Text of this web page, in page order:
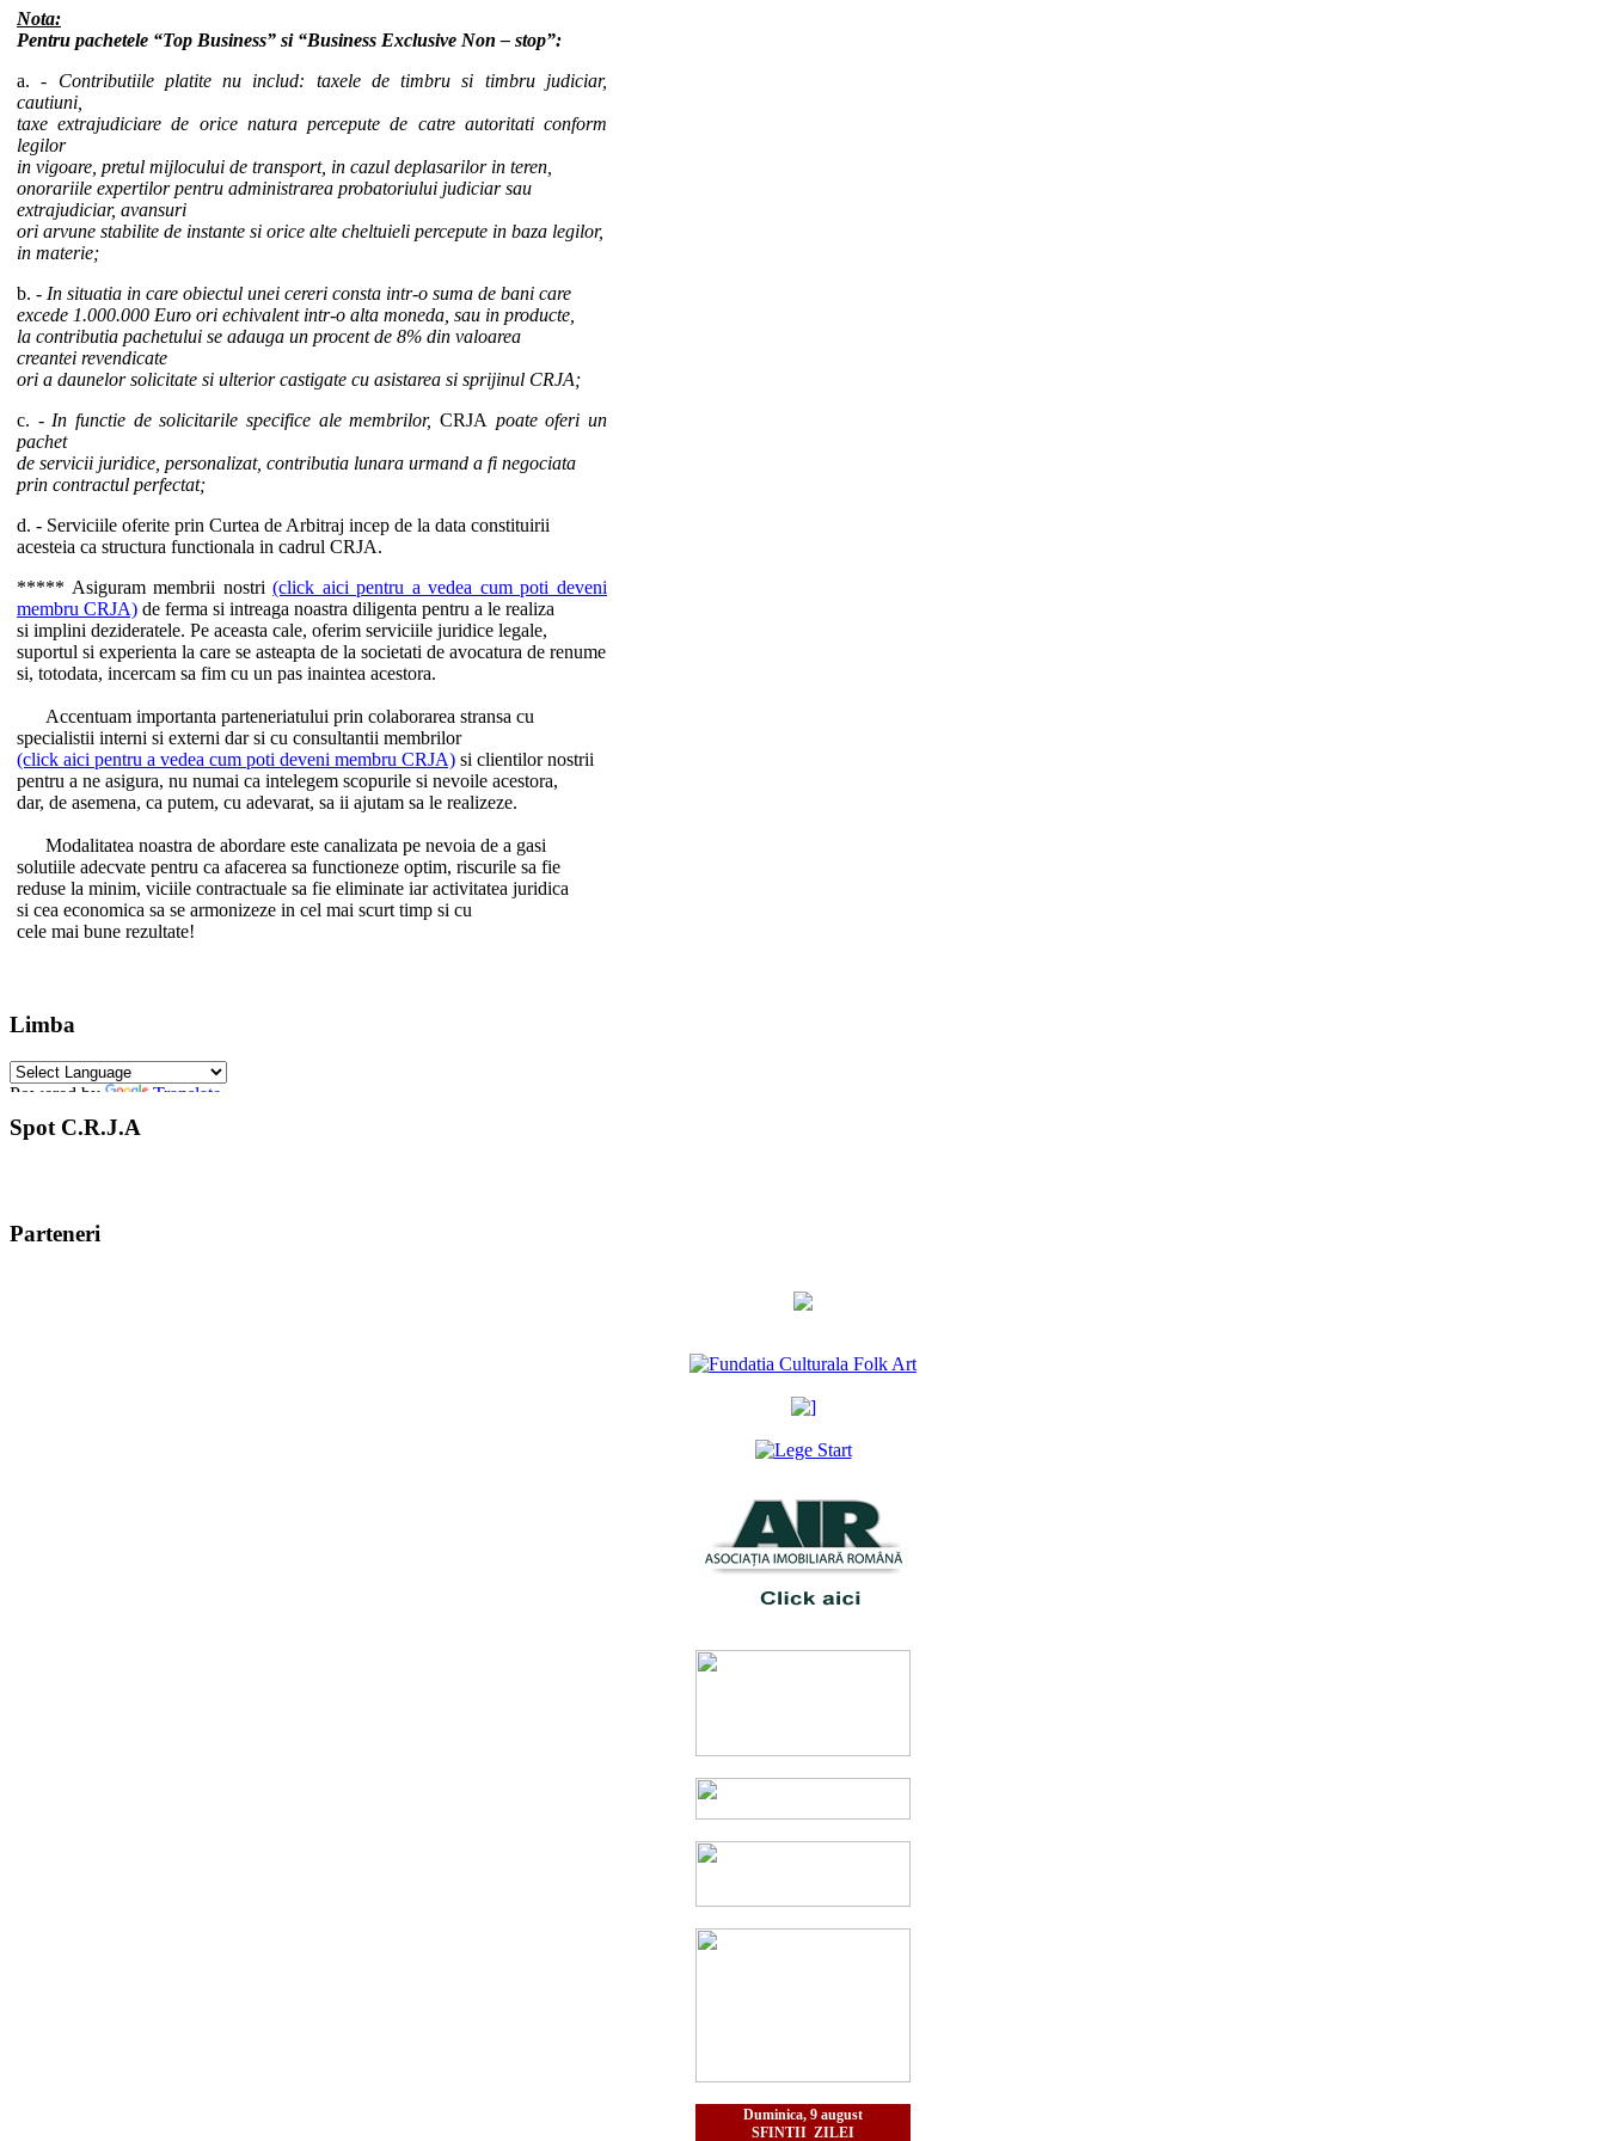
Nota:
Pentru pachetele “Top Business” si “Business Exclusive Non – stop”:
a. - Contributiile platite nu includ: taxele de timbru si timbru judiciar,
cautiuni,
taxe extrajudiciare de orice natura percepute de catre autoritati conform
legilor
in vigoare, pretul mijlocului de transport, in cazul deplasarilor in teren,
onorariile expertilor pentru administrarea probatoriului judiciar sau
extrajudiciar, avansuri
ori arvune stabilite de instante si orice alte cheltuieli percepute in baza legilor,
in materie;
b. - In situatia in care obiectul unei cereri consta intr-o suma de bani care
excede 1.000.000 Euro ori echivalent intr-o alta moneda, sau in producte,
la contributia pachetului se adauga un procent de 8% din valoarea
creantei revendicate
ori a daunelor solicitate si ulterior castigate cu asistarea si sprijinul CRJA;
c. -In functie de solicitarile specifice ale membrilor,CRJA poate oferi un
pachet
de servicii juridice, personalizat, contributia lunara urmand a fi negociata
prin contractul perfectat;
d. - Serviciile oferite prin Curtea de Arbitraj incep de la data constituirii
acesteia ca structura functionala in cadrul CRJA.
***** Asiguram membrii nostri(click aici pentru a vedea cum poti deveni
membru CRJA) de ferma si intreaga noastra diligenta pentru a le realiza
si implini dezideratele. Pe aceasta cale, oferim serviciile juridice legale,
suportul si experienta la care se asteapta de la societati de avocatura de renume
si, totodata, incercam sa fim cu un pas inaintea acestora.
Accentuam importanta parteneriatului prin colaborarea stransa cu
specialistii interni si externi dar si cu consultantii membrilor
(click aici pentru a vedea cum poti deveni membru CRJA) si clientilor nostrii
pentru a ne asigura, nu numai ca intelegem scopurile si nevoile acestora,
dar, de asemena, ca putem, cu adevarat, sa ii ajutam sa le realizeze.
Modalitatea noastra de abordare este canalizata pe nevoia de a gasi
solutiile adecvate pentru ca afacerea sa functioneze optim, riscurile sa fie
reduse la minim, viciile contractuale sa fie eliminate iar activitatea juridica
si cea economica sa se armonizeze in cel mai scurt timp si cu
cele mai bune rezultate!
Limba
Powered by Translate
Spot C.R.J.A
Parteneri
Duminica, 9 august
SFINTII ZILEI